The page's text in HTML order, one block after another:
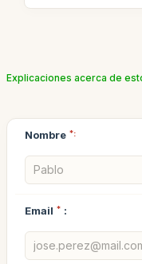
Explicaciones acerca de
Nombre *:
Email * :